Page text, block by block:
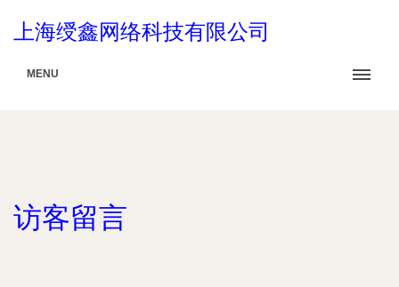
上海绶鑫网络科技有限公司
MENU
访客留言